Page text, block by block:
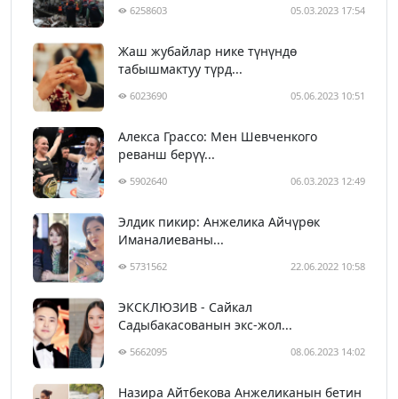
6258603 05.03.2023 17:54
Жаш жубайлар нике түнүндө
табышмактуу түрд...
6023690 05.06.2023 10:51
Алекса Грассо: Мен Шевченкого
реванш берүү...
5902640 06.03.2023 12:49
Элдик пикир: Анжелика Айчүрөк
Иманалиеваны...
5731562 22.06.2022 10:58
ЭКСКЛЮЗИВ - Сайкал
Садыбакасованын экс-жол...
5662095 08.06.2023 14:02
Назира Айтбекова Анжеликанын бетин